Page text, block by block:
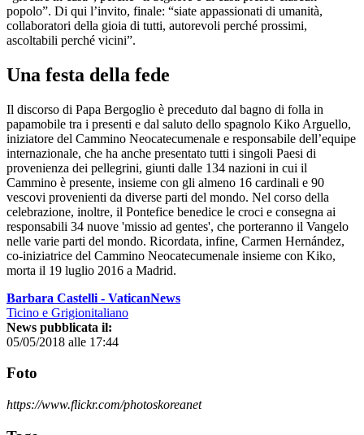
popolo”. Di qui l’invito, finale: “siate appassionati di umanità,
collaboratori della gioia di tutti, autorevoli perché prossimi,
ascoltabili perché vicini”.
Una festa della fede
Il discorso di Papa Bergoglio è preceduto dal bagno di folla in
papamobile tra i presenti e dal saluto dello spagnolo Kiko Arguello,
iniziatore del Cammino Neocatecumenale e responsabile dell’equipe
internazionale, che ha anche presentato tutti i singoli Paesi di
provenienza dei pellegrini, giunti dalle 134 nazioni in cui il
Cammino è presente, insieme con gli almeno 16 cardinali e 90
vescovi provenienti da diverse parti del mondo. Nel corso della
celebrazione, inoltre, il Pontefice benedice le croci e consegna ai
responsabili 34 nuove 'missio ad gentes', che porteranno il Vangelo
nelle varie parti del mondo. Ricordata, infine, Carmen Hernández,
co-iniziatrice del Cammino Neocatecumenale insieme con Kiko,
morta il 19 luglio 2016 a Madrid.
Barbara Castelli - VaticanNews
Ticino e Grigionitaliano
News pubblicata il:
05/05/2018 alle 17:44
Foto
https://www.flickr.com/photoskoreanet